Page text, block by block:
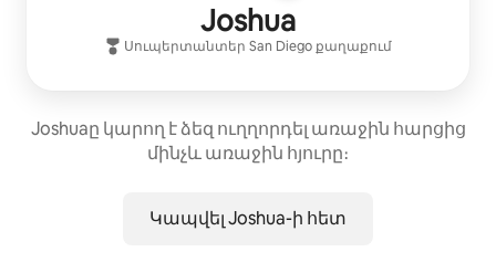
Joshua
Սուպերտանտեր San Diego քաղաքում
Joshuaը կարող է ձեզ ուղղորդել առաջին հարցից
մինչև առաջին հյուրը։
Կապվել Joshua-ի հետ